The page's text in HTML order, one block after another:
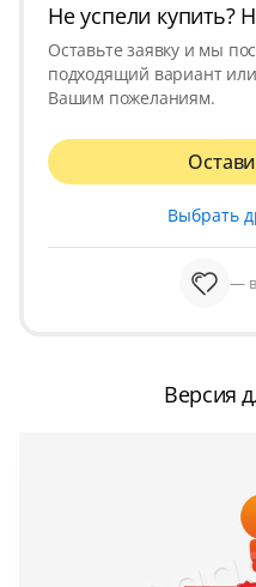
Не успели купить?
Оставьте заявку и мы
подходящий вариант
Вашим пожеланиям.
Выбрать
—
Версия